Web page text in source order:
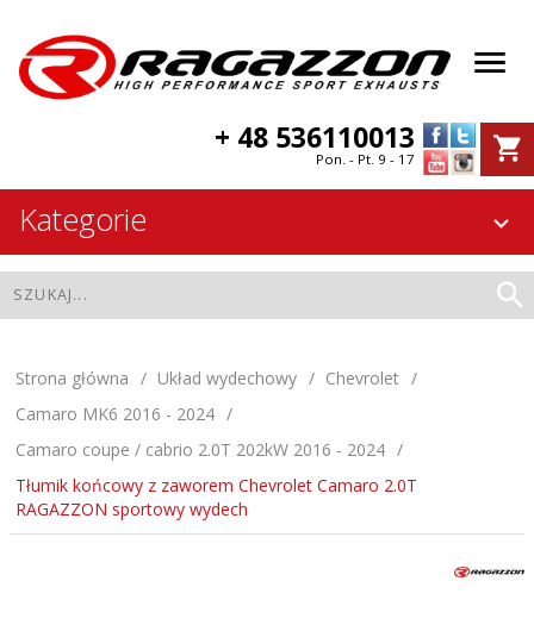
+ 48 536110013
Pon. - Pt. 9 - 17
Kategorie
Strona główna Układ wydechowy
Chevrolet
Camaro MK6 2016 - 2024
Camaro coupe / cabrio 2.0T 202kW 2016 - 2024
Tłumik końcowy z zaworem Chevrolet Camaro 2.0T
RAGAZZON sportowy wydech